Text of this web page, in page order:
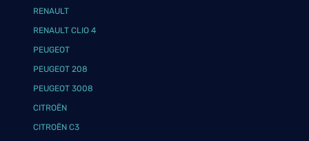
RENAULT
RENAULT CLIO 4
PEUGEOT
PEUGEOT 208
PEUGEOT 3008
CITROËN
CITROËN C3